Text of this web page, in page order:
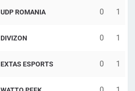
UDP ROMANIA 0 1
DIVIZON 0 1
EXTAS ESPORTS 0 1